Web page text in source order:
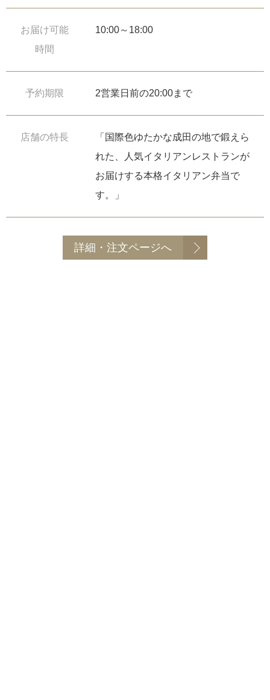
市 千葉市稲毛区 千葉市中央区 千
葉市花見川区 千葉市緑区 千葉市美
市 香取郡東庄町 鎌ケ谷市 習志野
市 船橋市 下妻市 常総市 市川
ケ崎市 潮来市 稲敷郡阿見町 稲敷
郡美浦村 牛久市 鹿嶋市 神栖市
つくば市 つくばみらい市 土浦市
取手市 守谷市 石岡市 小美玉市
お届け可能
時間
10:00～18:00
予約期限 2営業日前の20:00まで
店舗の特長
「国際色ゆたかな成田の地で鍛えら
れた、人気イタリアンレストランが
お届けする本格イタリアン弁当で
す。」
詳細・注文ページへ